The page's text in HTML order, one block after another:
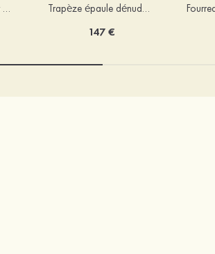
Robe trapèze col en v mousseline ras du sol robe de bal Trapèze épaule dénudée tulle ras du sol robe de bal
147 €